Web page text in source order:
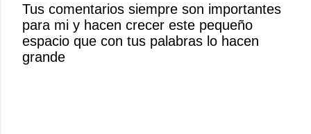
u
n
c
o
Tus comentarios siempre son importantes
para mi y hacen crecer este pequeño
espacio que con tus palabras lo hacen
grande